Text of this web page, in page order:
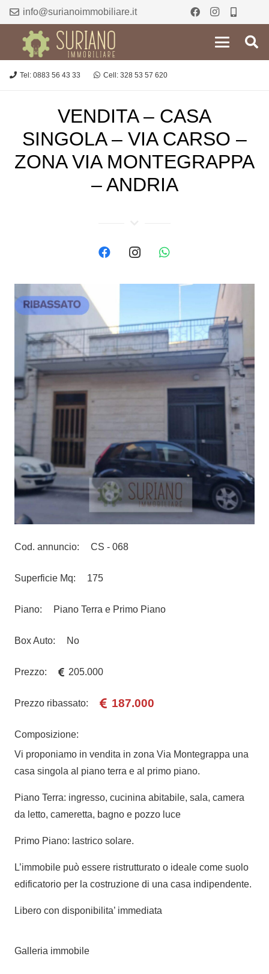
info@surianoimmobiliare.it
Tel: 0883 56 43 33 Cell: 328 53 57 620
VENDITA – CASA
SINGOLA – VIA CARSO –
ZONA VIA MONTEGRAPPA
– ANDRIA
Cod. annuncio: CS - 068
Superficie Mq: 175
Piano: Piano Terra e Primo Piano
Box Auto: No
Prezzo: 205.000
Prezzo ribassato: 187.000
Composizione:
Vi proponiamo in vendita in zona Via Montegrappa una
casa singola al piano terra e al primo piano.
Piano Terra: ingresso, cucinina abitabile, sala, camera
da letto, cameretta, bagno e pozzo luce
Primo Piano: lastrico solare.
L’immobile può essere ristrutturato o ideale come suolo
edificatorio per la costruzione di una casa indipendente.
Libero con disponibilita’ immediata
Galleria immobile